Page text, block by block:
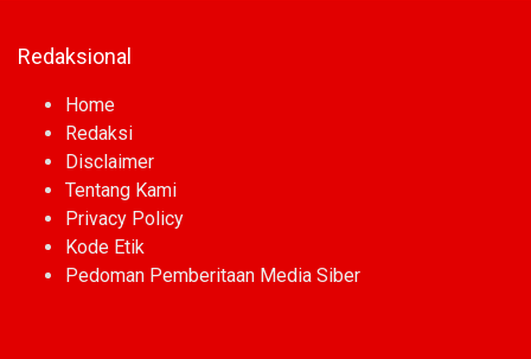
Redaksional
Home
Redaksi
Disclaimer
Tentang Kami
Privacy Policy
Kode Etik
Pedoman Pemberitaan Media Siber